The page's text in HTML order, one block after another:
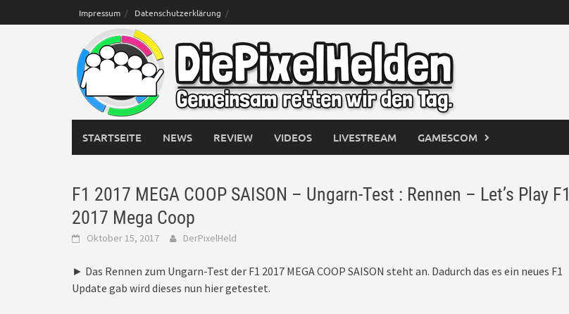
to
Impressum Datenschutzerklärung
STARTSEITE NEWS REVIEW VIDEOS LIVESTREAM GAMESCOM
F1 2017 MEGA COOP SAISON – Ungarn-Test : Rennen – Let’s Play F1
2017 Mega Coop
Oktober 15, 2017 DerPixelHeld
► Das Rennen zum Ungarn-Test der F1 2017 MEGA COOP SAISON steht an. Dadurch das es ein neues F1
Update gab wird dieses nun hier getestet.